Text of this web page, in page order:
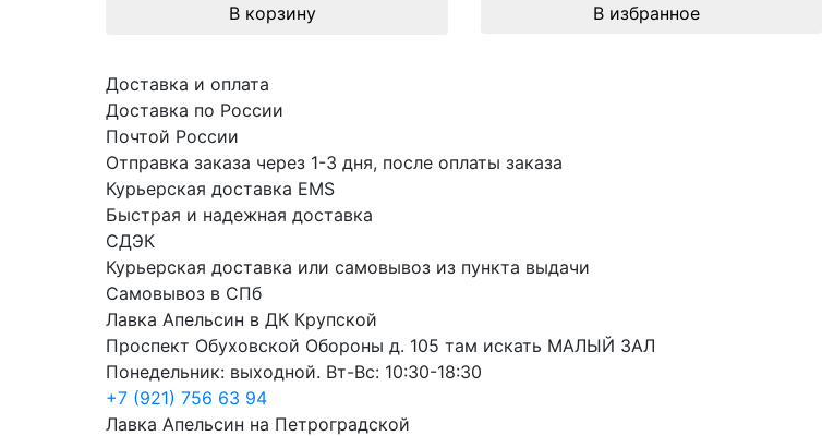
В корзину
В избранное
Доставка и оплата
Доставка по России
Почтой России
Отправка заказа через 1-3 дня, после оплаты заказа
Курьерская доставка EMS
Быстрая и надежная доставка
СДЭК
Курьерская доставка или самовывоз из пункта выдачи
Самовывоз в СПб
Лавка Апельсин в ДК Крупской
Проспект Обуховской Обороны д. 105 там искать МАЛЫЙ ЗАЛ
Понедельник: выходной. Вт-Вс: 10:30-18:30
+7 (921) 756 63 94
Лавка Апельсин на Петроградской